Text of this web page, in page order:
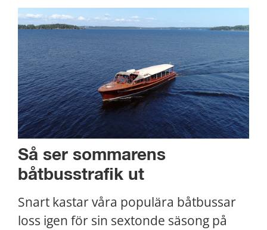
Så ser sommarens
båtbusstrafik ut
Snart kastar våra populära båtbussar
loss igen för sin sextonde säsong på